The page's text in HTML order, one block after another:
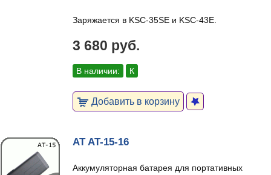
Заряжается в KSC-35SE и KSC-43E.
3 680 руб.
В наличии: К
Добавить в корзину
AT AT-15-16
Аккумуляторная батарея для портативных